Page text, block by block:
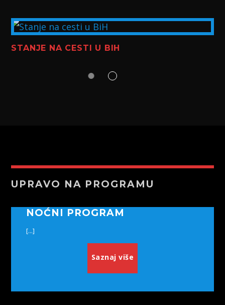
STANJE NA CESTI U BIH
UPRAVO NA PROGRAMU
NOĆNI PROGRAM
[...]
Saznaj više